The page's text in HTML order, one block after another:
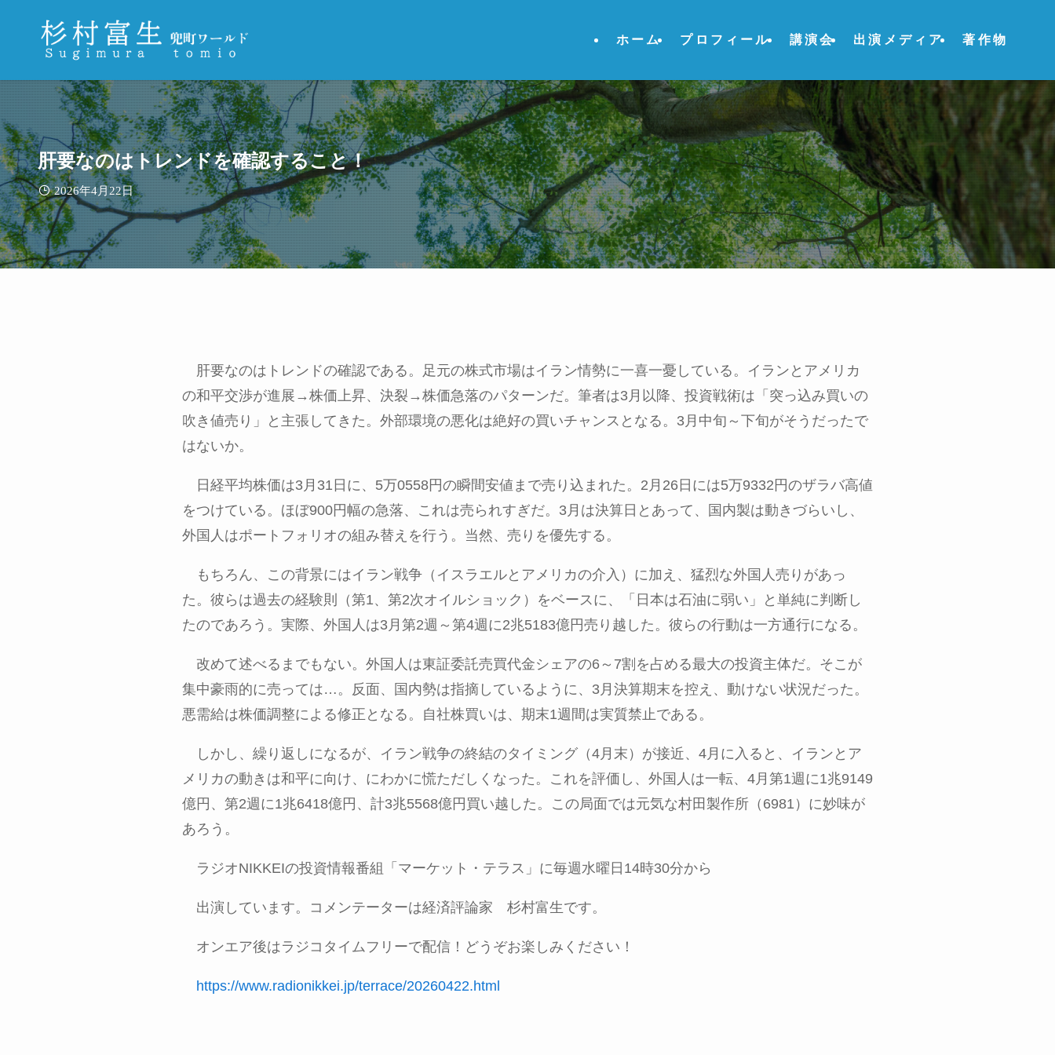
ホーム プロフィール 講演会 出演メディア 著作物
肝要なのはトレンドを確認すること！
2026年4月22日
肝要なのはトレンドの確認である。足元の株式市場はイラン情勢に一喜一憂している。イランとアメリカ
の和平交渉が進展→株価上昇、決裂→株価急落のパターンだ。筆者は3月以降、投資戦術は「突っ込み買いの
吹き値売り」と主張してきた。外部環境の悪化は絶好の買いチャンスとなる。 3月中旬～下旬がそうだったで
はないか。
日経平均株価は3月 31 日に、 5万0558円の瞬間安値まで売り込まれた。 2 月 26 日には5万9332 円のザラバ高値
をつけている。ほぼ900円幅の急落、これは売られすぎだ。 3月は決算日とあって、国内製は動きづらいし、
外国人はポートフォリオの組み替えを行う。当然、売りを優先する。
もちろん、この背景にはイラン戦争（イスラエルとアメリカの介入）に加え、猛烈な外国人売りがあっ
た。彼らは過去の経験則（第1、第2次オイルショック）をベースに、「日本は石油に弱い」と単純に判断し
たのであろう。実際、外国人は3月第2週～第4週に2兆5183億円売り越した。彼らの行動は一方通行になる。
改めて述べるまでもない。外国人は東証委託売買代金シェアの6～ 7割を占める最大の投資主体だ。そこが
集中豪雨的に売っては…。反面、国内勢は指摘しているように、 3月決算期末を控え、動けない状況だった。
悪需給は株価調整による修正となる。自社株買いは、期末1週間は実質禁止である。
しかし、繰り返しになるが、イラン戦争の終結のタイミング（4月末）が接近、 4月に入ると、イランとア
メリカの動きは和平に向け、にわかに慌ただしくなった。これを評価し、外国人は一転、 4月第1週に1兆9149
億円、第2週に1兆6418億円、計3兆5568億円買い越した。この局面では元気な村田製作所（ 6981 ）に妙味が
あろう。
ラジオNIKKEIの投資情報番組「マーケット・テラス」に毎週水曜日 14時30分から
出演しています。コメンテーターは経済評論家 杉村富生です。
オンエア後はラジコタイムフリーで配信！どうぞお楽しみください！
https://www.radionikkei.jp/terrace/20260422.html